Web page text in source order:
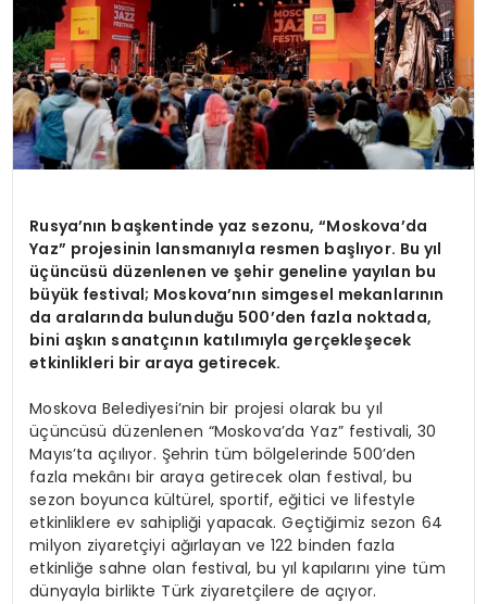
Rusya’nın başkentinde yaz sezonu, “Moskova’da
Yaz” projesinin lansmanıyla resmen başlıyor. Bu yıl
üçüncüsü düzenlenen ve şehir geneline yayılan bu
büyük festival; Moskova’nın simgesel mekanlarının
da aralarında bulunduğu 500’den fazla noktada,
bini aşkın sanatçının katılımıyla gerçekleşecek
etkinlikleri bir araya getirecek.
Moskova Belediyesi’nin bir projesi olarak bu yıl
üçüncüsü düzenlenen “Moskova’da Yaz” festivali, 30
Mayıs’ta açılıyor. Şehrin tüm bölgelerinde 500’den
fazla mekânı bir araya getirecek olan festival, bu
sezon boyunca kültürel, sportif, eğitici ve lifestyle
etkinliklere ev sahipliği yapacak. Geçtiğimiz sezon 64
milyon ziyaretçiyi ağırlayan ve 122 binden fazla
etkinliğe sahne olan festival, bu yıl kapılarını yine tüm
dünyayla birlikte Türk ziyaretçilere de açıyor.